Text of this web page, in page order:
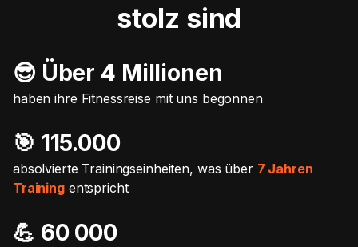
stolz sind
😎 Über 4 Millionen
haben ihre Fitnessreise mit uns begonnen
🎯️ 115.000
absolvierte Trainingseinheiten, was über 7 Jahren
Trainingentspricht
💪 60 000